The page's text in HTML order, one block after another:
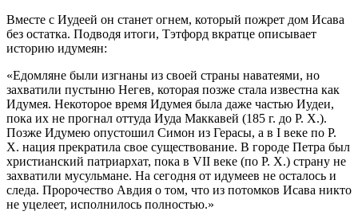
Вместе с Иудеей он станет огнем, который пожрет дом Исава
без остатка. Подводя итоги, Тэтфорд вкратце описывает
историю идумеян:
«Едомляне были изгнаны из своей страны наватеями, но
захватили пустыню Негев, которая позже стала известна как
Идумея. Некоторое время Идумея была даже частью Иудеи,
пока их не прогнал оттуда Иуда Маккавей (185 г. до Р. Х.).
Позже Идумею опустошил Симон из Герасы, а в I веке по Р.
Х. нация прекратила свое существование. В городе Петра был
христианский патриархат, пока в VII веке (по Р. Х.) страну не
захватили мусульмане. На сегодня от идумеев не осталось и
следа. Пророчество Авдия о том, что из потомков Исава никто
не уцелеет, исполнилось полностью.»